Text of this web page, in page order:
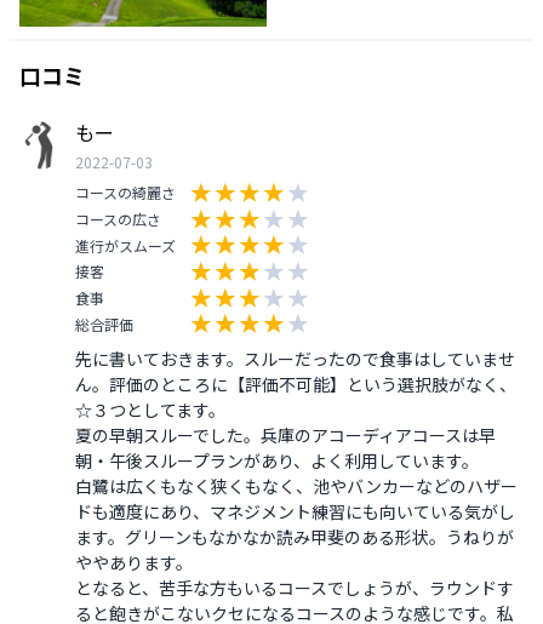
口コミ
もー
2022-07-03
コースの綺麗さ
コースの広さ
進行がスムーズ
接客
食事
総合評価
先に書いておきます。スルーだったので食事はしていませ
ん。評価のところに【評価不可能】という選択肢がなく、
☆３つとしてます。
夏の早朝スルーでした。兵庫のアコーディアコースは早
朝・午後スループランがあり、よく利用しています。
白鷺は広くもなく狭くもなく、池やバンカーなどのハザー
ドも適度にあり、マネジメント練習にも向いている気がし
ます。グリーンもなかなか読み甲斐のある形状。うねりが
ややあります。
となると、苦手な方もいるコースでしょうが、ラウンドす
ると飽きがこないクセになるコースのような感じです。私